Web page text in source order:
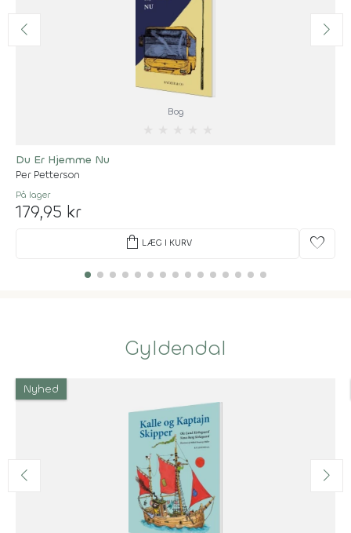
Bog
Du Er Hjemme Nu
Per Petterson
På lager
179,95 kr
shopping_bag LÆG I KURV favorite
Gyldendal
Nyhed